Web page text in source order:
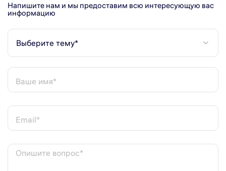
Напишите нам и мы предоставим всю интересующую вас
информацию
Выберите тему*
Ваше имя*
Email*
Опишите вопрос*